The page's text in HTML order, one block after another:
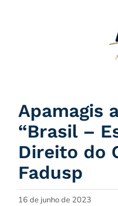
Apamagis
“Brasil –
Direito do
Fadusp
16 de junho de 2023